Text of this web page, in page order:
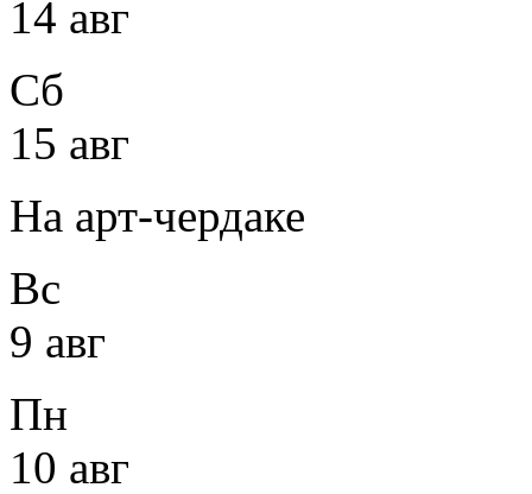
14 авг
Сб
15 авг
На арт-чердаке
Вс
9 авг
Пн
10 авг